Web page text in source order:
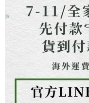
權轉讓予恩沛科技股份有限
２．關於個人資料處理事宜
https://aftee.tw/terms/#terms3
３．未成年的使用者請事先
「AFTEE先享後付」，若未
４．使用「AFTEE先享後付
時審查核予不同之上限額度
請求用戶進行身份認證。
５．嚴禁一人註冊多個帳號
恩沛科技股份有限公司將有